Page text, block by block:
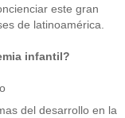
este gran
de latinoamérica.
infantil?
del desarrollo en la